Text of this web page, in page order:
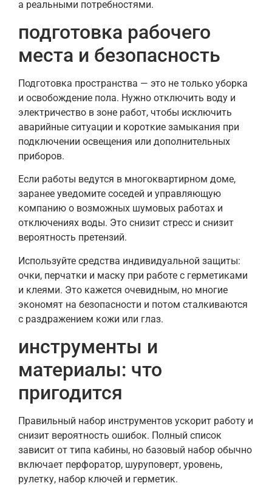
а реальными потребностями.
подготовка рабочего
места и безопасность
Подготовка пространства — это не только уборка
и освобождение пола. Нужно отключить воду и
электричество в зоне работ, чтобы исключить
аварийные ситуации и короткие замыкания при
подключении освещения или дополнительных
приборов.
Если работы ведутся в многоквартирном доме,
заранее уведомите соседей и управляющую
компанию о возможных шумовых работах и
отключениях воды. Это снизит стресс и снизит
вероятность претензий.
Используйте средства индивидуальной защиты:
очки, перчатки и маску при работе с герметиками
и клеями. Это кажется очевидным, но многие
экономят на безопасности и потом сталкиваются
с раздражением кожи или глаз.
инструменты и
материалы: что
пригодится
Правильный набор инструментов ускорит работу и
снизит вероятность ошибок. Полный список
зависит от типа кабины, но базовый набор обычно
включает перфоратор, шуруповерт, уровень,
рулетку, набор ключей и герметик.